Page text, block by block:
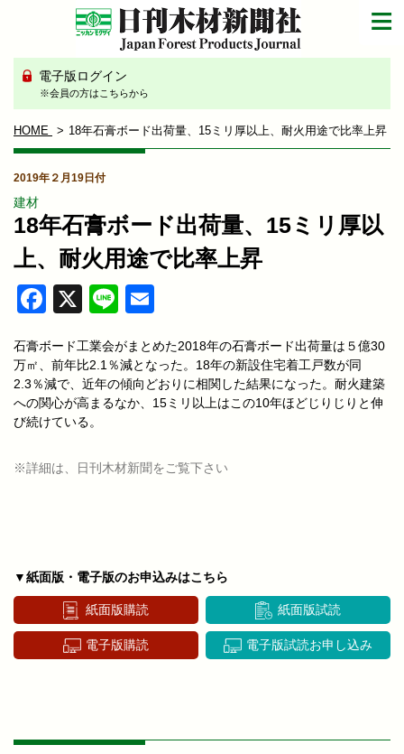
電子版ログイン
※会員の方はこちらから
HOME 18年石膏ボード出荷量、15ミリ厚以上、耐火用途で比率上昇
2019年２月19日付
建材
18年石膏ボード出荷量、15ミリ厚以
上、耐火用途で比率上昇
Facebook
X Line
石膏ボード工業会がまとめた2018年の石膏ボード出荷量は５億30
万㎡、前年比2.1％減となった。18年の新設住宅着工戸数が同
2.3％減で、近年の傾向どおりに相関した結果になった。耐火建築
への関心が高まるなか、15ミリ以上はこの10年ほどじりじりと伸
び続けている。
※詳細は、日刊木材新聞をご覧下さい
▼紙面版・電子版のお申込みはこちら
紙面版購読 紙面版試読
電子版購読 電子版試読お申し込み